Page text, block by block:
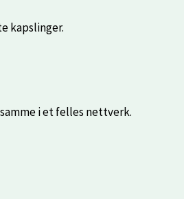
kapslinger.
i et felles nettverk.